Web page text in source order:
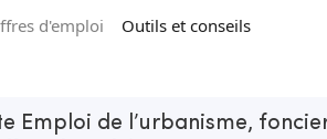
d'emploi Outils et conseils
Emploi de l’urbanisme,